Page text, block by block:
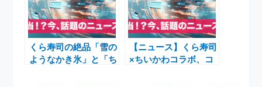
くら寿司の絶品「雪の
ようなかき氷」と「ち
【ニュース】くら寿司
×ちいかわコラボ、コ